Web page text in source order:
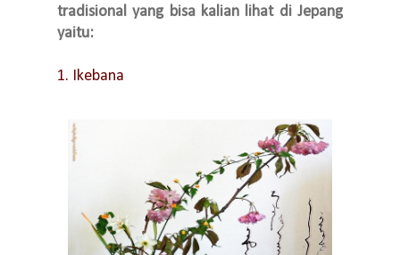
tradisional yang bisa kalian lihat di Jepang
yaitu:
1. Ikebana